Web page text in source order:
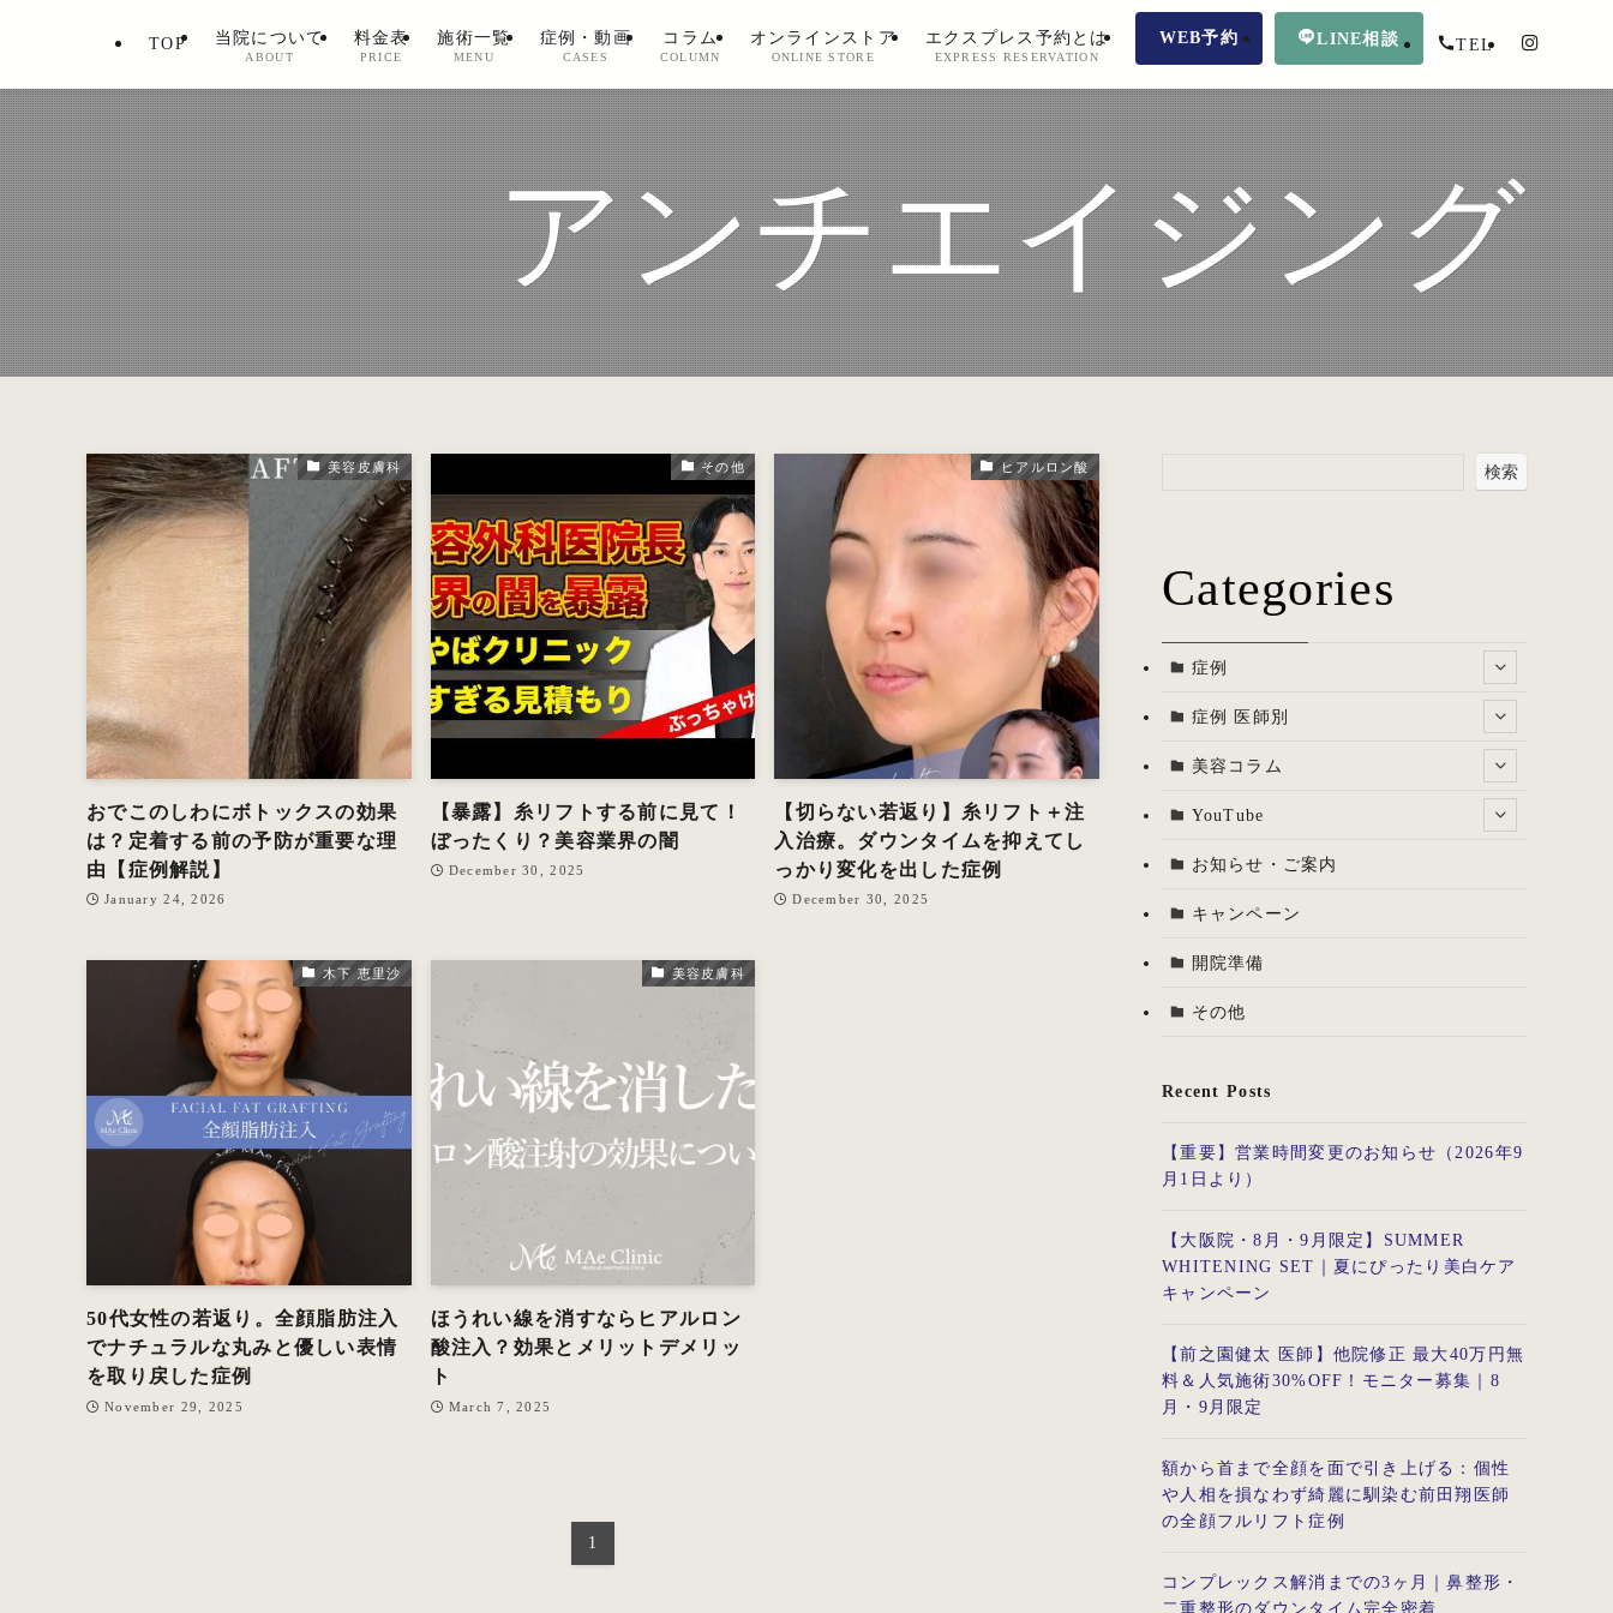
TOP 当院について
ABOUT
料金表
PRICE
施術一覧
MENU
症例・動画
CASES
コラム
COLUMN
オンラインストア
ONLINE STORE
エクスプレス予約とは
EXPRESS RESERVATION
WEB予約 LINE相談 TEL
アンチエイジング
美容皮膚科
おでこのしわにボトックスの効果
は？定着する前の予防が重要な理
由【症例解説】
January 24, 2026
その他
【暴露】糸リフトする前に見て！
ぼったくり？美容業界の闇
December 30, 2025
ヒアルロン酸
【切らない若返り】糸リフト＋注
入治療。ダウンタイムを抑えてし
っかり変化を出した症例
December 30, 2025
木下 恵里沙
50代女性の若返り。全顔脂肪注入
でナチュラルな丸みと優しい表情
を取り戻した症例
November 29, 2025
美容皮膚科
ほうれい線を消すならヒアルロン
酸注入？効果とメリットデメリッ
ト
March 7, 2025
1
検索
Categories
症例
症例 医師別
美容コラム
YouTube
お知らせ・ご案内
キャンペーン
開院準備
その他
Recent Posts
【重要】営業時間変更のお知らせ（2026年9
月1日より）
【大阪院・8月・9月限定】SUMMER
WHITENING SET｜夏にぴったり美白ケア
キャンペーン
【前之園健太 医師】他院修正 最大40万円無
料＆人気施術30%OFF！モニター募集｜8
月・9月限定
額から首まで全顔を面で引き上げる：個性
や人相を損なわず綺麗に馴染む前田翔医師
の全顔フルリフト症例
コンプレックス解消までの3ヶ月｜鼻整形・
二重整形のダウンタイム完全密着